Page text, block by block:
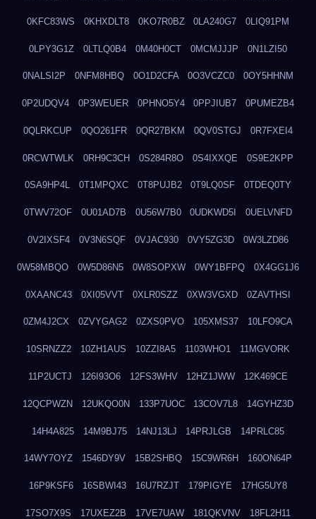
0KFC83WS 0KHXDLT8 0KO7R0BZ 0LA240G7 0LIQ91PM
0LPY3G1Z 0LTLQ0B4 0M40H0CT 0MCMJJJP 0N1LZI50
0NALSI2P 0NFM8HBQ 0O1D2CFA 0O3VCZC0 0OY5HHNM
0P2UDQV4 0P3WEUER 0PHNO5Y4 0PPJIUB7 0PUMEZB4
0QLRKCUP 0QO261FR 0QR27BKM 0QV0STGJ 0R7FXEI4
0RCWTWLK 0RH9C3CH 0S284R8O 0S4IXXQE 0S9E2KPP
0SA9HP4L 0T1MPQXC 0T8PUJB2 0T9LQ0SF 0TDEQ0TY
0TWV72OF 0U01AD7B 0U56W7B0 0UDKWD5I 0UELVNFD
0V2IXSF4 0V3N6SQF 0VJAC930 0VY5ZG3D 0W3LZD86
0W58MBQO 0W5D86N5 0W8SOPXW 0WY1BFPQ 0X4GG1J6
0XAANC43 0XI05VVT 0XLR0SZZ 0XW3VGXD 0ZAVTHSI
0ZM4J2CX 0ZVYGAG2 0ZXS0PVO 105XMS37 10LFO9CA
10SRNZZ2 10ZH1AUS 10ZZI8A5 1103WHO1 11MGVORK
11P2UCTJ 126I93O6 12FS3WHV 12HZ1JWW 12K469CE
12QCPWZN 12UKQO0N 133P7UOC 13COV7L8 14GYHZ3D
14H4A825 14M9BJ75 14NJ13LJ 14PRJLGB 14PRLC85
14WY7OYZ 1546DY9V 15B2SHBQ 15C9WR6H 160ON64P
16P9KSF6 16SBWI43 16U7RZJT 179PIGYE 17HG5UY8
17SO7X9S 17UXEZ2B 17VE7UAW 181QKVNV 18FL2H11